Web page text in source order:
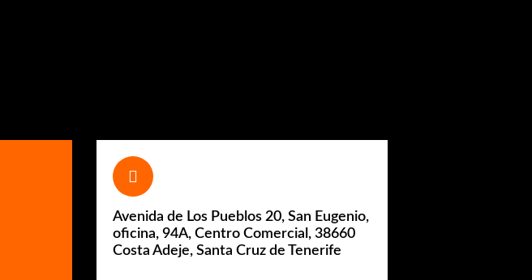
Avenida de Los Pueblos 20, San Eugenio,
oficina, 94A, Centro Comercial, 38660
Costa Adeje, Santa Cruz de Tenerife